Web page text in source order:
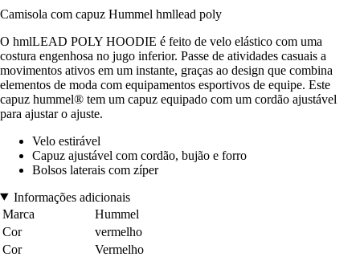
Camisola com capuz Hummel hmllead poly
O hmlLEAD POLY HOODIE é feito de velo elástico com uma
costura engenhosa no jugo inferior. Passe de atividades casuais a
movimentos ativos em um instante, graças ao design que combina
elementos de moda com equipamentos esportivos de equipe. Este
capuz hummel® tem um capuz equipado com um cordão ajustável
para ajustar o ajuste.
Velo estirável
Capuz ajustável com cordão, bujão e forro
Bolsos laterais com zíper
Informações adicionais
Marca
Hummel
Cor
vermelho
Cor
Vermelho